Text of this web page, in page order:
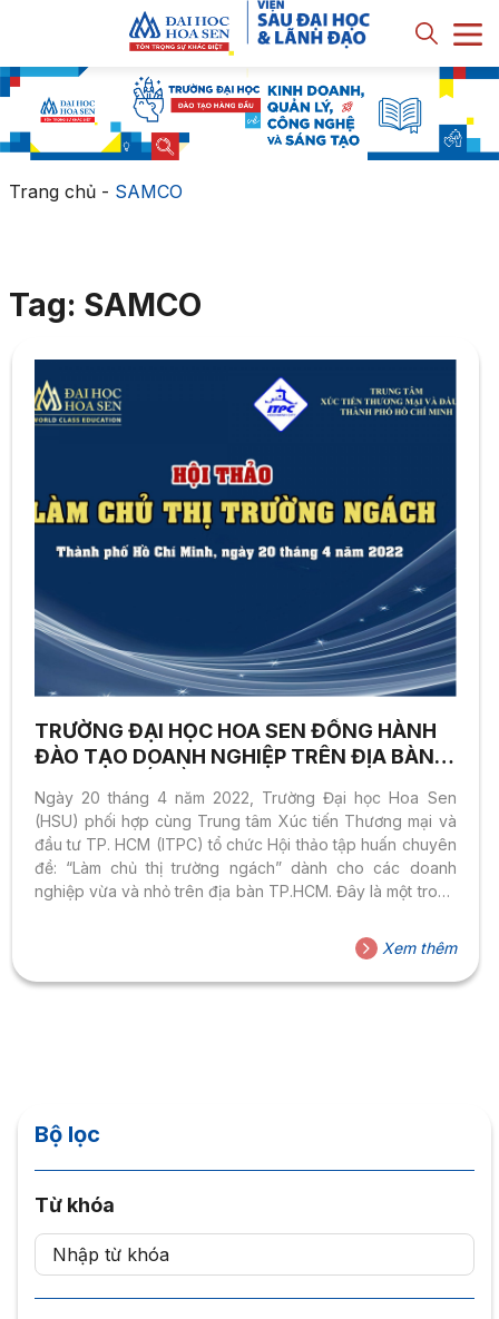
Trang chủ- SAMCO
Tag: SAMCO
TRƯỜNG ĐẠI HỌC HOA SEN ĐỒNG HÀNH
ĐÀO TẠO DOANH NGHIỆP TRÊN ĐỊA BÀN
Ngày 20 tháng 4 năm 2022, Trường Đại học Hoa Sen
(HSU) phối hợp cùng Trung tâm Xúc tiến Thương mại và
đầu tư TP. HCM (ITPC) tổ chức Hội thảo tập huấn chuyên
đề: “Làm chủ thị trường ngách” dành cho các doanh
nghiệp vừa và nhỏ trên địa bàn TP.HCM. Đây là một trong
nghiệp, phát triển nguồn nhân lực Thành phố. Buổi tập
huấn chuyên đề “Làm chủ thị trường ngách” do HSU và
ITPC phối hợp thực hiện đã thu hút sự tham gia của...
Xem thêm
Bộ lọc
Từ khóa